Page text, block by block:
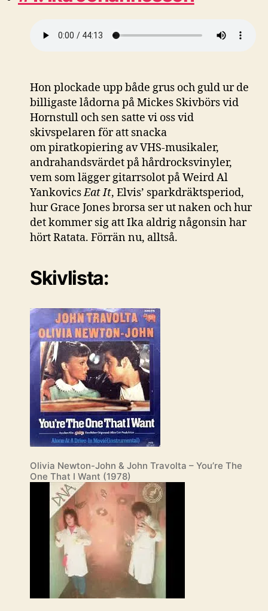
Hon plockade upp både grus och guld ur de
billigaste lådorna på Mickes Skivbörs vid
Hornstull och sen satte vi oss vid
skivspelaren för att snacka
om piratkopiering av VHS-musikaler,
andrahandsvärdet på hårdrocksvinyler,
vem som lägger gitarrsolot på Weird Al
YankovicsEat It, Elvis’ sparkdräktsperiod,
hur Grace Jones brorsa ser ut naken och hur
det kommer sig att Ika aldrig någonsin har
hört Ratata. Förrän nu, alltså.
Skivlista:
Olivia Newton-John & John Travolta – You’re The
One That I Want (1978)